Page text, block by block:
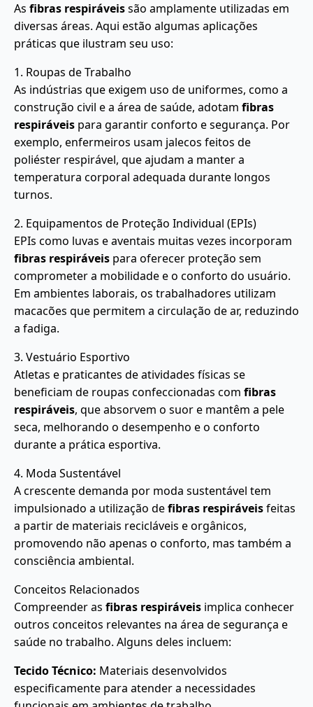
As fibras respiráveissão amplamente utilizadas em
diversas áreas. Aqui estão algumas aplicações
práticas que ilustram seu uso:
1. Roupas de Trabalho
As indústrias que exigem uso de uniformes, como a
construção civil e a área de saúde, adotam fibras
respiráveis para garantir conforto e segurança. Por
exemplo, enfermeiros usam jalecos feitos de
poliéster respirável, que ajudam a manter a
temperatura corporal adequada durante longos
turnos.
2. Equipamentos de Proteção Individual (EPIs)
EPIs como luvas e aventais muitas vezes incorporam
fibras respiráveis para oferecer proteção sem
comprometer a mobilidade e o conforto do usuário.
Em ambientes laborais, os trabalhadores utilizam
macacões que permitem a circulação de ar, reduzindo
a fadiga.
3. Vestuário Esportivo
Atletas e praticantes de atividades físicas se
beneficiam de roupas confeccionadas com fibras
respiráveis, que absorvem o suor e mantêm a pele
seca, melhorando o desempenho e o conforto
durante a prática esportiva.
4. Moda Sustentável
A crescente demanda por moda sustentável tem
impulsionado a utilização defibras respiráveisfeitas
a partir de materiais recicláveis e orgânicos,
promovendo não apenas o conforto, mas também a
consciência ambiental.
Conceitos Relacionados
Compreender as fibras respiráveis implica conhecer
outros conceitos relevantes na área de segurança e
saúde no trabalho. Alguns deles incluem:
Tecido Técnico: Materiais desenvolvidos
especificamente para atender a necessidades